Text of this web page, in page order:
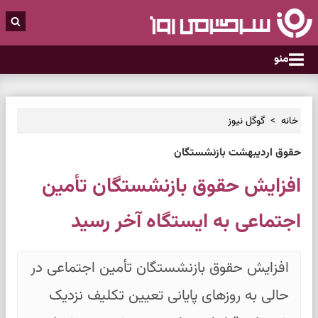
منو
خانه گوگل نیوز
حقوق اردیبهشت بازنشستگان
افزایش حقوق بازنشستگان تأمین
اجتماعی به ایستگاه آخر رسید
افزایش حقوق بازنشستگان تأمین اجتماعی در
حالی به روزهای پایانی تعیین تکلیف نزدیک